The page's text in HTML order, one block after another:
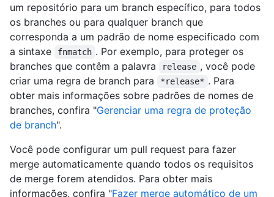
um repositório para um branch específico, para todos
os branches ou para qualquer branch que
corresponda a um padrão de nome especificado com
a sintaxe
fnmatch . Por exemplo, para proteger os
branches que contêm a palavra
release , você pode
criar uma regra de branch para
*release* . Para
obter mais informações sobre padrões de nomes de
branches, confira "Gerenciar uma regra de proteção
de branch".
Você pode configurar um pull request para fazer
merge automaticamente quando todos os requisitos
de merge forem atendidos. Para obter mais
informações, confira "Fazer merge automático de um